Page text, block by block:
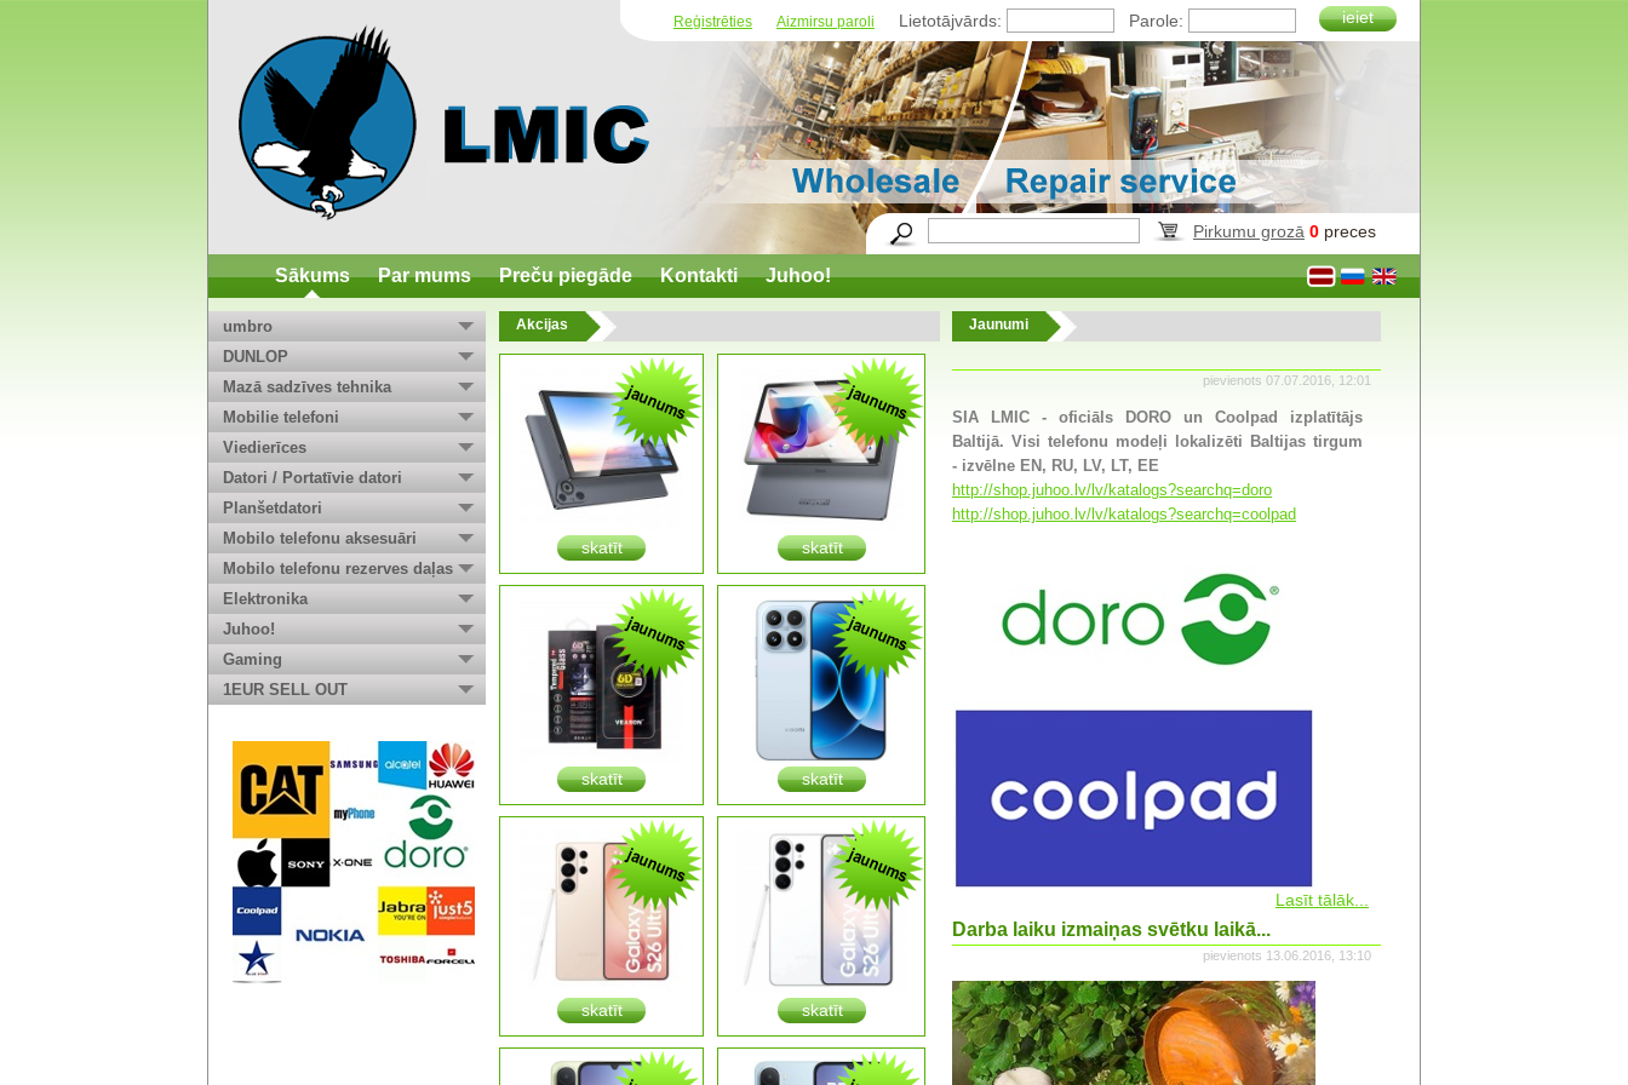
Reģistrēties Aizmirsu paroli Lietotājvārds: Parole: ieiet
Pirkumu grozā 0 preces
Sākums Par mums Preču piegāde Kontakti Juhoo!
umbro
DUNLOP
Mazā sadzīves tehnika
Mobilie telefoni
Viedierīces
Datori / Portatīvie datori
Planšetdatori
Mobilo telefonu aksesuāri
Mobilo telefonu rezerves daļas
Elektronika
Juhoo!
Gaming
1EUR SELL OUT
Akcijas
skatīt skatīt
skatīt skatīt
skatīt skatīt
Jaunumi
pievienots 07.07.2016, 12:01
SIA LMIC - oficiāls DORO un Coolpad izplatītājs
Baltijā. Visi telefonu modeļi lokalizēti Baltijas tirgum
- izvēlne EN, RU, LV, LT, EE
http://shop.juhoo.lv/lv/katalogs?searchq=doro
http://shop.juhoo.lv/lv/katalogs?searchq=coolpad
Lasīt tālāk...
Darba laiku izmaiņas svētku laikā...
pievienots 13.06.2016, 13:10